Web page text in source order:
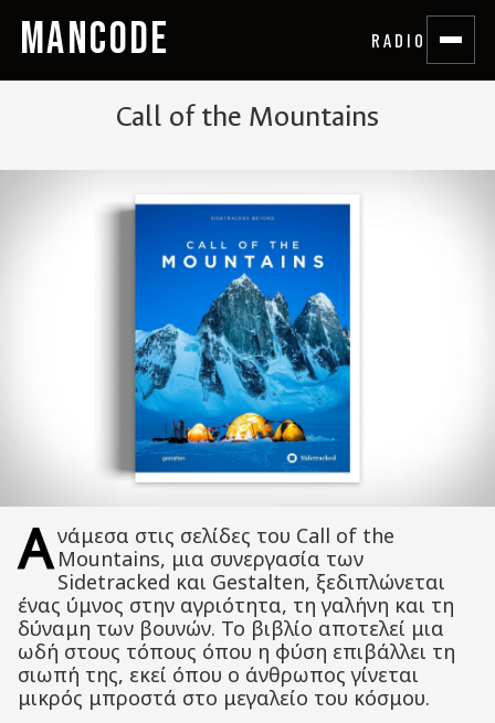
MANCODE RADIO
Call of the Mountains
Α νάμεσα στις σελίδες του Call of the
Mountains, μια συνεργασία των
Sidetracked και Gestalten, ξεδιπλώνεται
ένας ύμνος στην αγριότητα, τη γαλήνη και τη
δύναμη των βουνών. Το βιβλίο αποτελεί μια
ωδή στους τόπους όπου η φύση επιβάλλει τη
σιωπή της, εκεί όπου ο άνθρωπος γίνεται
μικρός μπροστά στο μεγαλείο του κόσμου.